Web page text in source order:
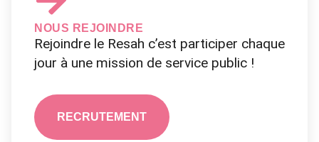
NOUS REJOINDRE
Rejoindre le Resah c’est participer chaque
jour à une mission de service public !
RECRUTEMENT